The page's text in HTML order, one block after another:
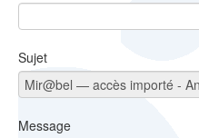
Sujet
Message